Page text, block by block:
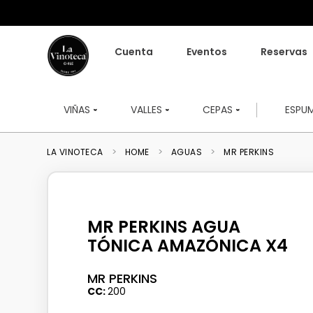
Cuenta Eventos Reservas
VIÑAS VALLES CEPAS
HOME AGUAS MR PERKINS
MR PERKINS AGUA
TÓNICA AMAZÓNICA X4
MR PERKINS
CC 200